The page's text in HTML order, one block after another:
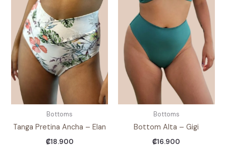
Bottoms
Tanga Pretina Ancha – Elan
₡18.900
Bottoms
Bottom Alta – Gigi
₡16.900